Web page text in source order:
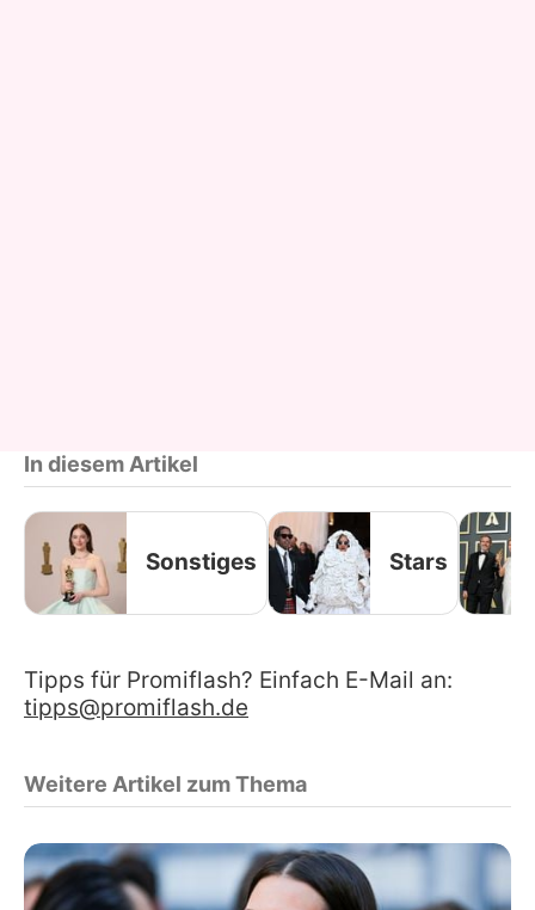
In diesem Artikel
Sonstiges Stars
Tipps für Promiflash? Einfach E-Mail an:
tipps@promiflash.de
Weitere Artikel zum Thema